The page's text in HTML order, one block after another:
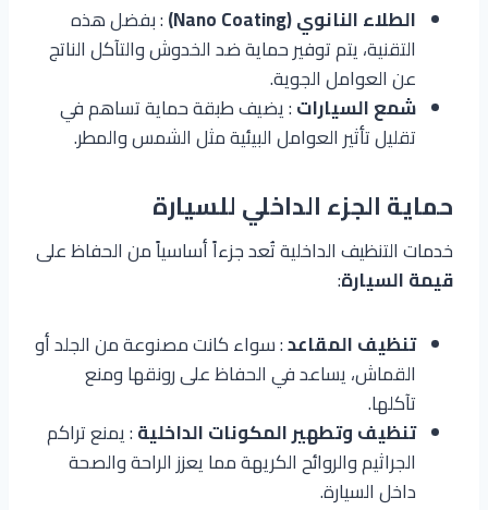
الطلاء النانوي (Nano Coating)
: بفضل هذه
التقنية، يتم توفير حماية ضد الخدوش والتآكل الناتج
عن العوامل الجوية.
شمع السيارات: يضيف طبقة حماية تساهم في
تقليل تأثير العوامل البيئية مثل الشمس والمطر.
حماية الجزء الداخلي للسيارة
خدمات التنظيف الداخلية تُعد جزءاً أساسياً من الحفاظ على
قيمة السيارة:
تنظيف المقاعد: سواء كانت مصنوعة من الجلد أو
القماش، يساعد في الحفاظ على رونقها ومنع
تآكلها.
تنظيف وتطهير المكونات الداخلية: يمنع تراكم
الجراثيم والروائح الكريهة مما يعزز الراحة والصحة
داخل السيارة.